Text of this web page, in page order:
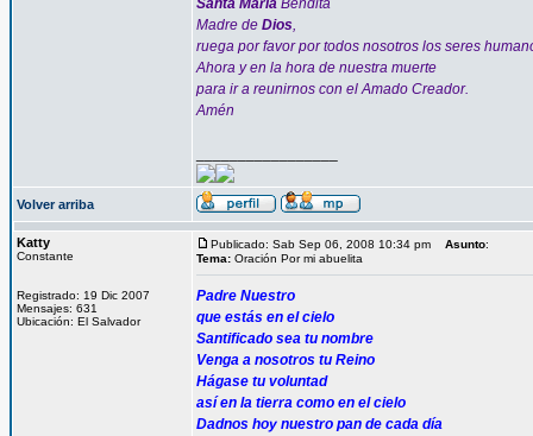
Santa María Bendita
Madre de Dios,
ruega por favor por todos nosotros los seres
Ahora y en la hora de nuestra muerte
para ir a reunirnos con el Amado Creador.
Amén
Volver arriba
Katty
Constante
Registrado: 19 Dic 2007
Mensajes: 631
Ubicación: El Salvador
Publicado: Sab Sep 06, 2008 10:34 pm Asunto:
Tema: Oración Por mi abuelita
Padre Nuestro
que estás en el cielo
Santificado sea tu nombre
Venga a nosotros tu Reino
Hágase tu voluntad
así en la tierra como en el cielo
Dadnos hoy nuestro pan de cada día